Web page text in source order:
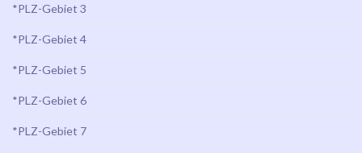
*PLZ-Gebiet 3
*PLZ-Gebiet 4
*PLZ-Gebiet 5
*PLZ-Gebiet 6
*PLZ-Gebiet 7